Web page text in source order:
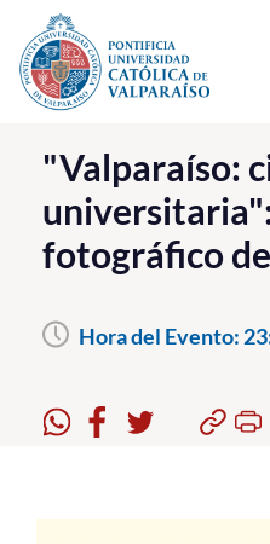
Click acá para ir directamente al
La Universidad
Investigación, Creación e
PUCV Internacional
Pregrado
"Valparaíso:
fotográfico
Hora del Evento: